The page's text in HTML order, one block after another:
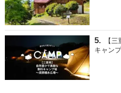
【
キャン